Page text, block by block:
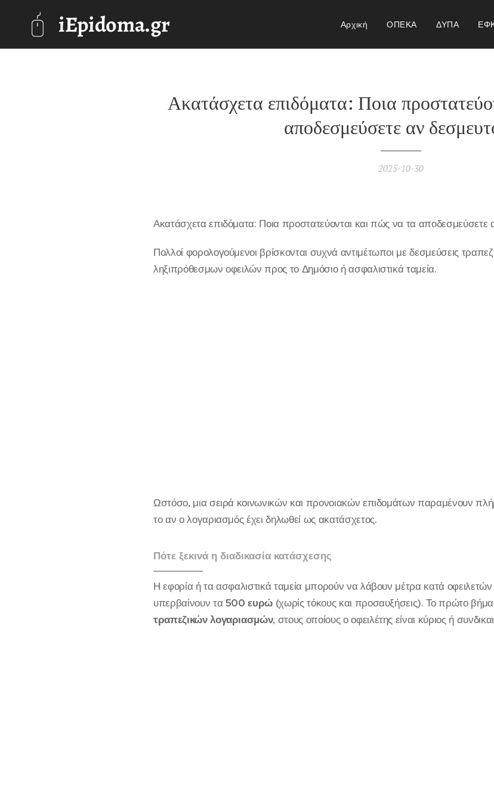
iEpidoma.gr Αρχική ΟΠΕΚΑ ΔΥΠΑ
Ακατάσχετα επιδόματα: Ποια
αποδεσμεύσετε αν
2025-10-30
Ακατάσχετα επιδόματα: Ποια προστατεύονται και πώς να τα αποδεσμεύσετε
Πολλοί φορολογούμενοι βρίσκονται συχνά αντιμέτωποι με δεσμεύσεις
ληξιπρόθεσμων οφειλών προς το Δημόσιο ή ασφαλιστικά ταμεία.
Ωστόσο, μια σειρά κοινωνικών και προνοιακών επιδομάτων παραμένουν
το αν ο λογαριασμός έχει δηλωθεί ως ακατάσχετος.
Πότε ξεκινά η διαδικασία κατάσχεσης
Η εφορία ή τα ασφαλιστικά ταμεία μπορούν να λάβουν μέτρα κατά οφειλετών
υπερβαίνουν τα 500 ευρώ (χωρίς τόκους και προσαυξήσεις). Το πρώτο
τραπεζικών λογαριασμών, στους οποίους ο οφειλέτης είναι κύριος ή